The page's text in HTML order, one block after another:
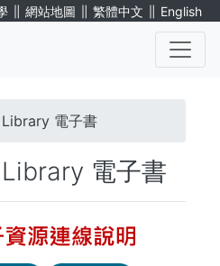
∥ 網站地圖 ∥ 繁體中文 ∥ English
電子書
電子書